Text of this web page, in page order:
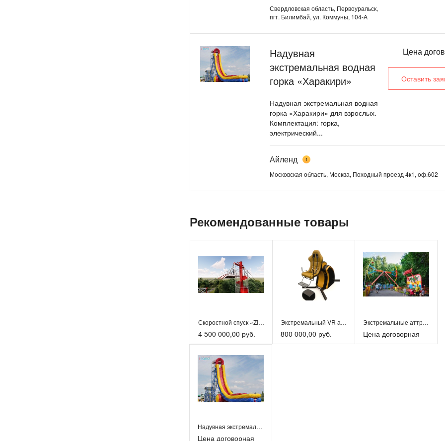
Свердловская область, Первоуральск,
пгт. Билимбай, ул. Коммуны, 104-А
Надувная
экстремальная водная
горка «Харакири»
Надувная экстремальная водная
горка «Харакири» для взрослых.
Комплектация: горка,
электрический...
Цена
Оставить
Айленд 1
Московская область, Москва, Походный проезд 4к1, оф.602
Рекомендованные товары
Скоростной спуск «ZipLine»
4 500 000,00 руб.
Экстремальный VR аттракцион Orbital 360
800 000,00 руб.
Экстремальные аттракционы
Цена договорная
Надувная экстремальная водная горка «Харакири»
Цена договорная